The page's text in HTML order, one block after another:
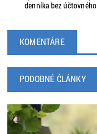
denníka bez účtovného
KOMENTÁRE
PODOBNÉ ČLÁNKY